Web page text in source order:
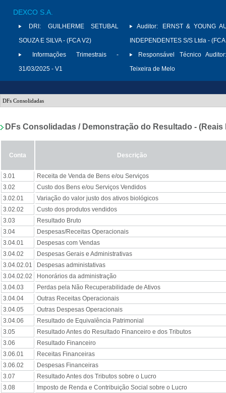
DEXCO S.A.
DRI:
GUILHERME SETUBAL
SOUZA E SILVA - (FCA V2)
Informações Trimestrais -
31/03/2025 - V1
Auditor:
ERNST & YOUNG
INDEPENDENTES S/S Ltda -
Responsável Técnico
Teixeira de Melo